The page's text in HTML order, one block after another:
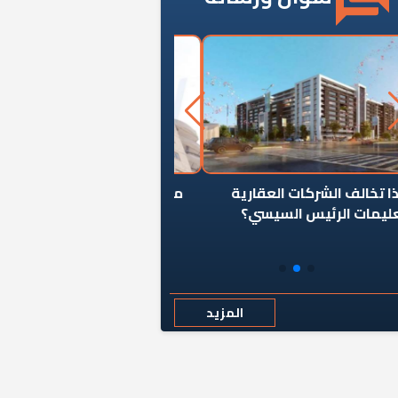
يوقف سرطان الأبراج السكنية
المخالفة ياحكومة؟
المزيد